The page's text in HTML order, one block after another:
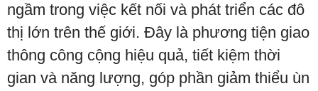
ngầm trong việc kết nối và phát triển các đô
thị lớn trên thế giới. Đây là phương tiện giao
thông công cộng hiệu quả, tiết kiệm thời
gian và năng lượng, góp phần giảm thiểu ùn